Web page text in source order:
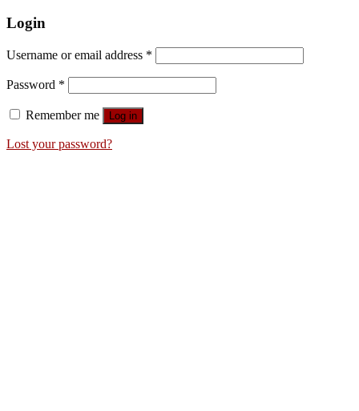
Login
Username or email address *
Password *
Remember me Log in
Lost your password?